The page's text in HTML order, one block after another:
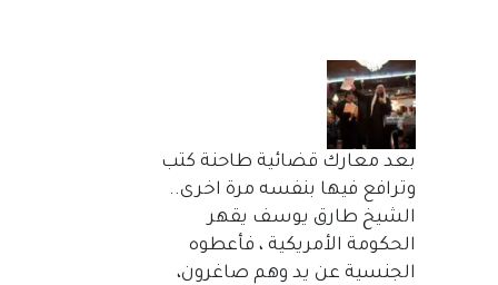
بعد معارك قضائية طاحنة كتب
وترافع فيها بنفسه مرة اخرى..
الشيخ طارق يوسف يقهر
الحكومة الأمريكية ، فأعطوه
الجنسية عن يد وهم صاغرون،